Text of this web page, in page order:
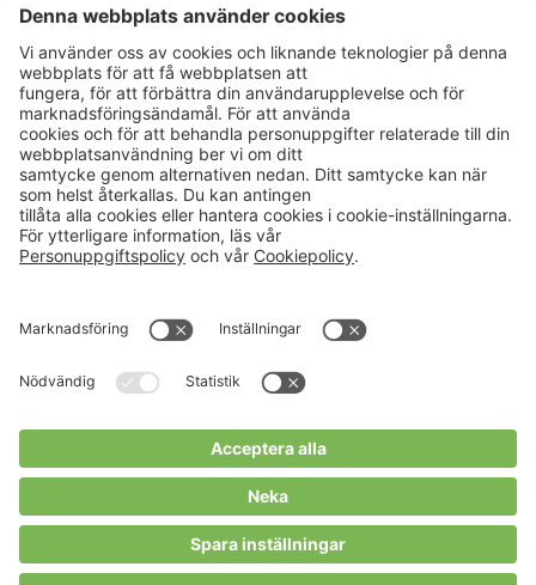
Karriär
Kalender
Verksamheter
Om Hushållningssällskapet
Hushållningssällskapens
Tjänster
Välkommen till Portalen!
Cookies m.m.
Cookies